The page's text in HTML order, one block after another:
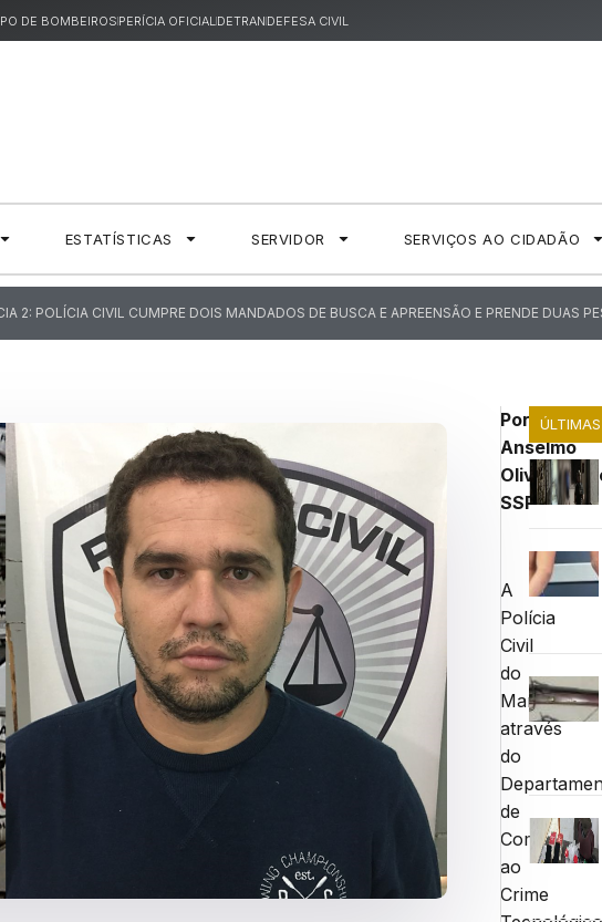
DE BOMBEIROSPERÍCIA OFICIALDETRANDEFESA CIVIL
ESTATÍSTICAS SERVIDOR SERVIÇOS AO CIDADÃO
2: POLÍCIA CIVIL CUMPRE DOIS MANDADOS DE BUSCA E APREENSÃO E PRENDE DUAS
Por:
Anselmo
Oliveira/
SSP
A
Polícia
Civil
do
Maranhão
através
do
de
Combate
ao
Crime